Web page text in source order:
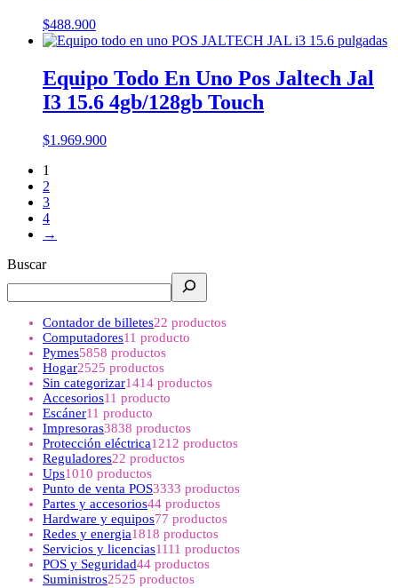
$488.900
Equipo Todo En Uno Pos Jaltech Jal
I3 15.6 4gb/128gb Touch
$1.969.900
1
2
3
4
→
Buscar
Contador de billetes22 productos
Computadores11 producto
Pymes5858 productos
Hogar2525 productos
Sin categorizar1414 productos
Accesorios11 producto
Escáner11 producto
Impresoras3838 productos
Protección eléctrica1212 productos
Reguladores22 productos
Ups1010 productos
Punto de venta POS3333 productos
Partes y accesorios44 productos
Hardware y equipos77 productos
Redes y energia1818 productos
Servicios y licencias1111 productos
POS y Seguridad44 productos
Suministros2525 productos